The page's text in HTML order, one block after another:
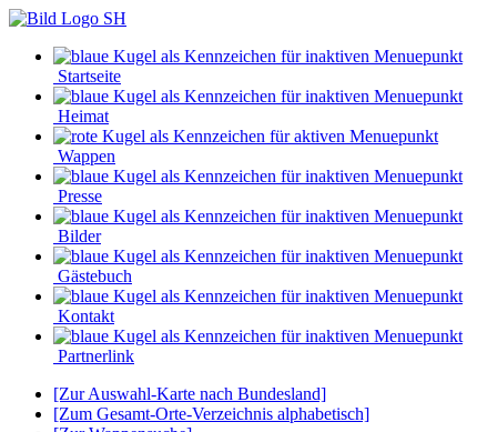
Startseite
Heimat
Wappen
Presse
Bilder
Gästebuch
Kontakt
Partnerlink
[Zur Auswahl-Karte nach Bundesland]
[Zum Gesamt-Orte-Verzeichnis alphabetisch]